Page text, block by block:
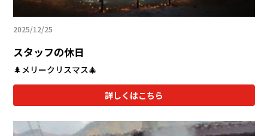
2025/12/25
スタッフの休日
🌲メリークリスマス🎄
詳しくはこちら